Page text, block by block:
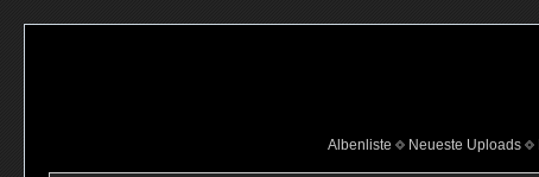
Albenliste
Neueste Uploads